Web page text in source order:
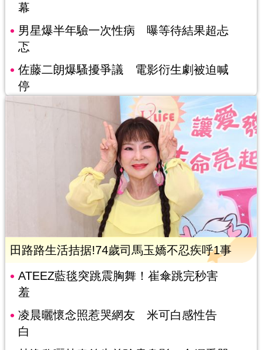
幕
男星爆半年驗一次性病 曝等待結果超忐
忑
佐藤二朗爆騷擾爭議 電影衍生劇被迫喊
停
田路路生活拮据!74歲司馬玉嬌不忍疾呼1事
ATEEZ藍毯突跳震胸舞！崔傘跳完秒害
羞
凌晨曬懷念照惹哭網友 米可白感性告
白